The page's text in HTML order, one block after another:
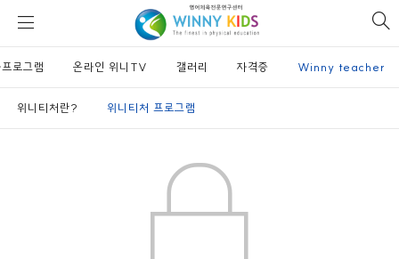
위
니
키
즈
로그램 온라인 위니TV 갤러리 자격증 Winny teacher
위니티처란? 위니티처 프로그램